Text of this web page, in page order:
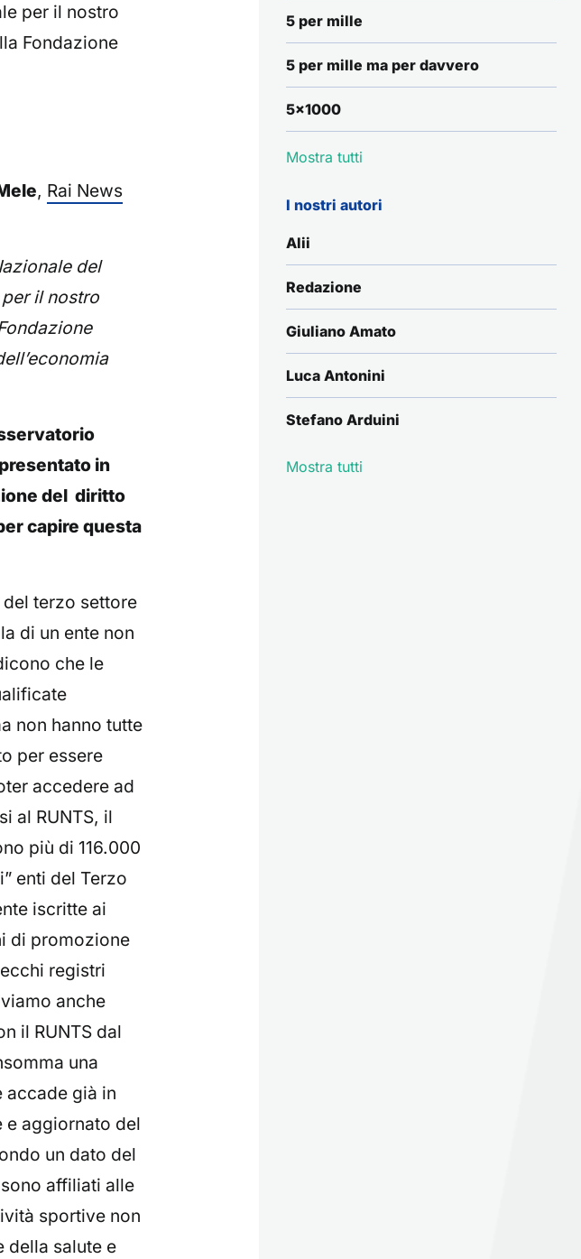
per il nostro
Fondazione
, Rai News
del
il nostro
in
del diritto
capire questa
terzo settore
di un ente non
che le
non hanno tutte
per essere
accedere ad
al RUNTS, il
più di 116.000
enti del Terzo
iscritte ai
di promozione
registri
anche
il RUNTS dal
una
accade già in
e aggiornato del
un dato del
affiliati alle
sportive non
della salute e
5 per mille
5 per mille ma per davvero
5x1000
Mostra tutti
I nostri autori
Alii
Redazione
Giuliano Amato
Luca Antonini
Stefano Arduini
Mostra tutti